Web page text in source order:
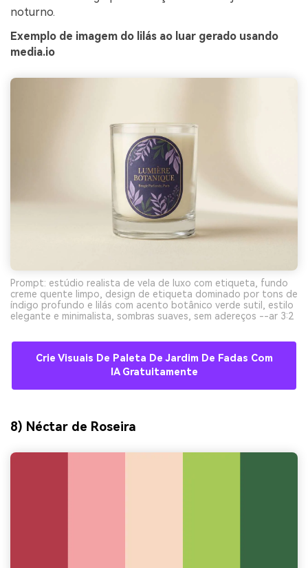
noturno.
Exemplo de imagem do lilás ao luar gerado usando
media.io
Prompt: estúdio realista de vela de luxo com etiqueta, fundo
creme quente limpo, design de etiqueta dominado por tons de
índigo profundo e lilás com acento botânico verde sutil, estilo
elegante e minimalista, sombras suaves, sem adereços --ar 3:2
Crie Visuais De Paleta De Jardim De Fadas Com
IA Gratuitamente
8) Néctar de Roseira